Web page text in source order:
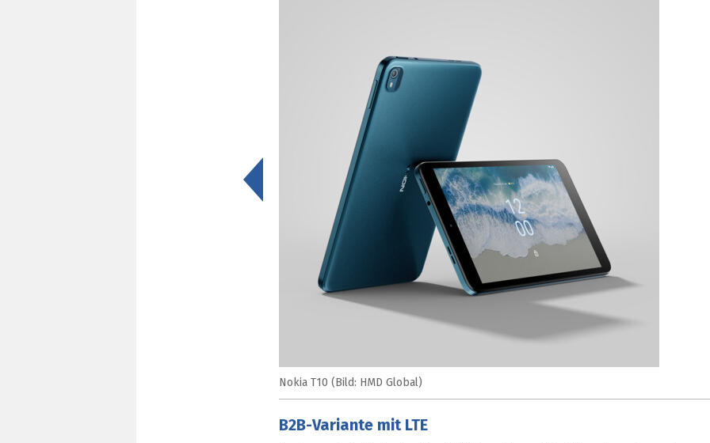
Nokia T10 (Bild: HMD Global)
<
B2B-Variante mit LTE